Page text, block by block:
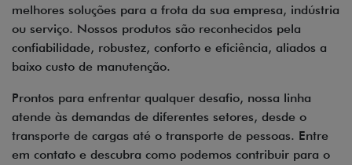
melhores soluções para a frota da sua empresa, indústria
ou serviço. Nossos produtos são reconhecidos pela
confiabilidade, robustez, conforto e eficiência, aliados a
baixo custo de manutenção.
Prontos para enfrentar qualquer desafio, nossa linha
atende às demandas de diferentes setores, desde o
transporte de cargas até o transporte de pessoas. Entre
em contato e descubra como podemos contribuir para o